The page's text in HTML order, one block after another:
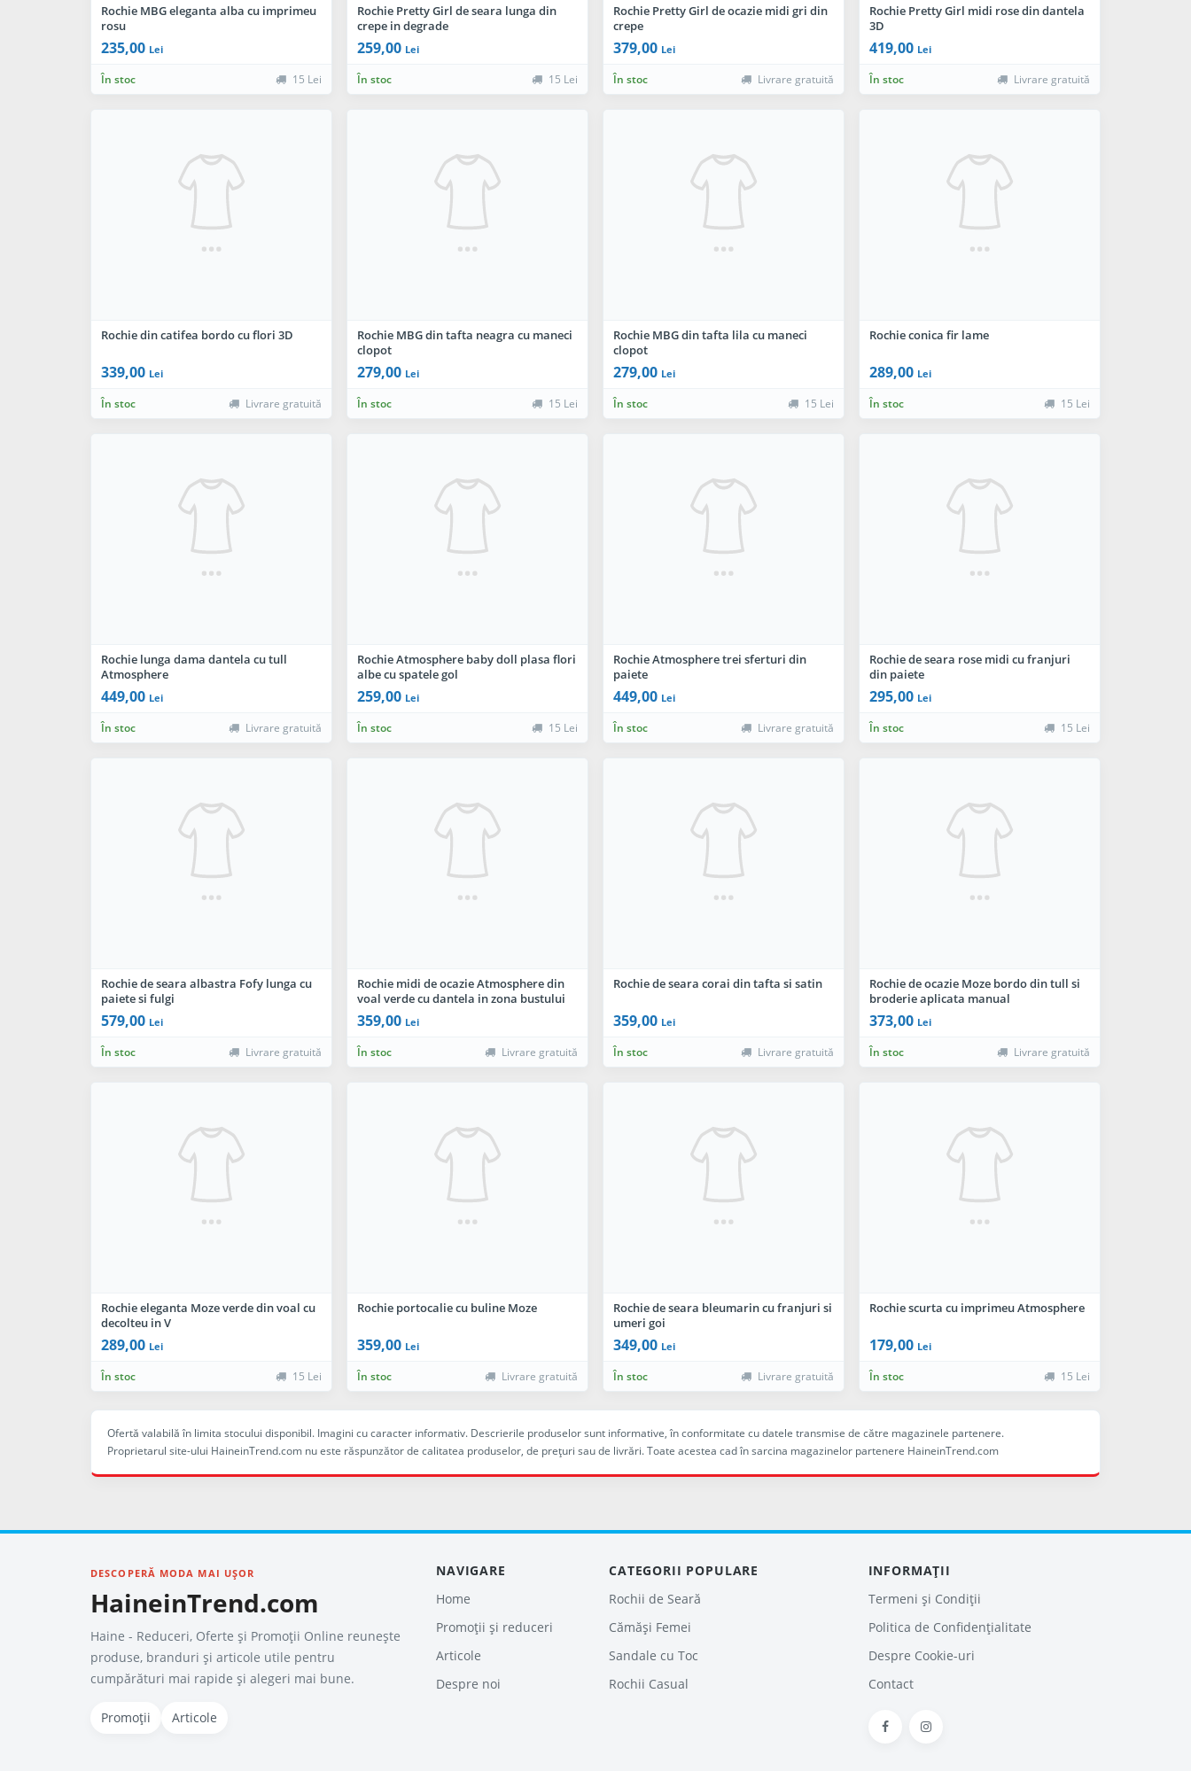
Rochie MBG eleganta alba cu imprimeu
rosu
235,00 Lei
În stoc 15 Lei
Rochie Pretty Girl de seara lunga din
crepe in degrade
259,00 Lei
În stoc 15 Lei
Rochie Pretty Girl de ocazie midi gri din
crepe
379,00 Lei
În stoc Livrare gratuită
Rochie Pretty Girl midi rose din dantela
3D
419,00 Lei
În stoc Livrare gratuită
Rochie din catifea bordo cu flori 3D
339,00 Lei
În stoc Livrare gratuită
Rochie MBG din tafta neagra cu maneci
clopot
279,00 Lei
În stoc 15 Lei
Rochie MBG din tafta lila cu maneci
clopot
279,00 Lei
În stoc 15 Lei
Rochie conica fir lame
289,00 Lei
În stoc 15 Lei
Rochie lunga dama dantela cu tull
Atmosphere
449,00 Lei
În stoc Livrare gratuită
Rochie Atmosphere baby doll plasa flori
albe cu spatele gol
259,00 Lei
În stoc 15 Lei
Rochie Atmosphere trei sferturi din
paiete
449,00 Lei
În stoc Livrare gratuită
Rochie de seara rose midi cu franjuri
din paiete
295,00 Lei
În stoc 15 Lei
Rochie de seara albastra Fofy lunga cu
paiete si fulgi
579,00 Lei
În stoc Livrare gratuită
Rochie midi de ocazie Atmosphere din
voal verde cu dantela in zona bustului
359,00 Lei
În stoc Livrare gratuită
Rochie de seara corai din tafta si satin
359,00 Lei
În stoc Livrare gratuită
Rochie de ocazie Moze bordo din tull si
broderie aplicata manual
373,00 Lei
În stoc Livrare gratuită
Rochie eleganta Moze verde din voal cu
decolteu in V
289,00 Lei
În stoc 15 Lei
Rochie portocalie cu buline Moze
359,00 Lei
În stoc Livrare gratuită
Rochie de seara bleumarin cu franjuri si
umeri goi
349,00 Lei
În stoc Livrare gratuită
Rochie scurta cu imprimeu Atmosphere
179,00 Lei
În stoc 15 Lei
Ofertă valabilă în limita stocului disponibil. Imagini cu caracter informativ. Descrierile produselor sunt informative, în conformitate cu datele transmise de către magazinele partenere.
Proprietarul site-ului HaineinTrend.com nu este răspunzător de calitatea produselor, de preţuri sau de livrări. Toate acestea cad în sarcina magazinelor partenere HaineinTrend.com
DESCOPERĂ MODA MAI UȘOR
HaineinTrend.com
Haine - Reduceri, Oferte şi Promoţii Online reunește
produse, branduri și articole utile pentru
cumpărături mai rapide și alegeri mai bune.
Promoții Articole
NAVIGARE
Home
Promoții și reduceri
Articole
Despre noi
CATEGORII POPULARE
Rochii de Seară
Cămăși Femei
Sandale cu Toc
Rochii Casual
INFORMAȚII
Termeni și Condiții
Politica de Confidențialitate
Despre Cookie-uri
Contact